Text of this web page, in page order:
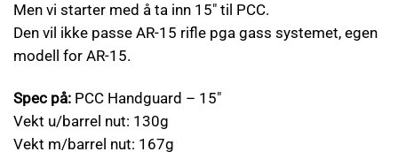
Men vi starter med å ta inn 15″ til PCC.
Den vil ikke passe AR-15 rifle pga gass systemet, egen
modell for AR-15.
Spec på: PCC Handguard – 15″
Vekt u/barrel nut: 130g
Vekt m/barrel nut: 167g